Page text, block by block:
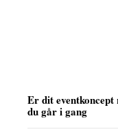
Er dit
du går i gang